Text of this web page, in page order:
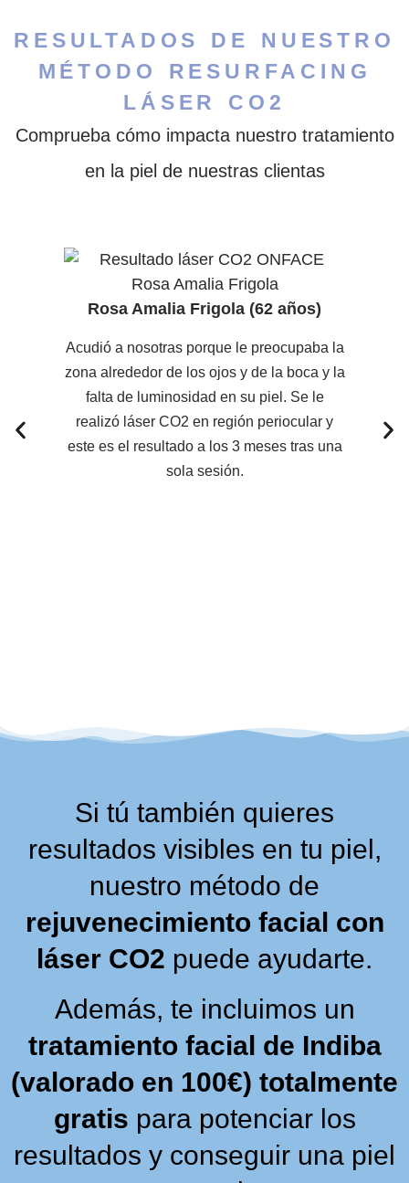
RESULTADOS DE NUESTRO
MÉTODO RESURFACING
LÁSER CO2
Comprueba cómo impacta nuestro tratamiento
en la piel de nuestras clientas
Rosa Amalia Frigola (62 años)
Acudió a nosotras porque le preocupaba la
zona alrededor de los ojos y de la boca y la
falta de luminosidad en su piel. Se le
realizó láser CO2 en región periocular y
este es el resultado a los 3 meses tras una
sola sesión.
Si tú también quieres
resultados visibles en tu piel,
nuestro método de
rejuvenecimiento facial con
láser CO2 puede ayudarte.
Además, te incluimos un
tratamiento facial de Indiba
(valorado en 100€) totalmente
gratis para potenciar los
resultados y conseguir una piel